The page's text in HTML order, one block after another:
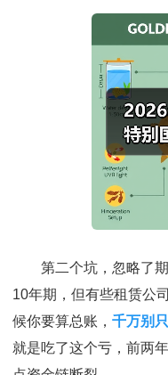
第二个坑，忽略了
10年期，但有些租赁公
候你要算总账， 千万别
就是吃了这个亏，前两